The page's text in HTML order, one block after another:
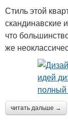
Стиль этой
скандинавские
что
же
читать дальше →